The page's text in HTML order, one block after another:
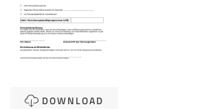
DOWNLOAD